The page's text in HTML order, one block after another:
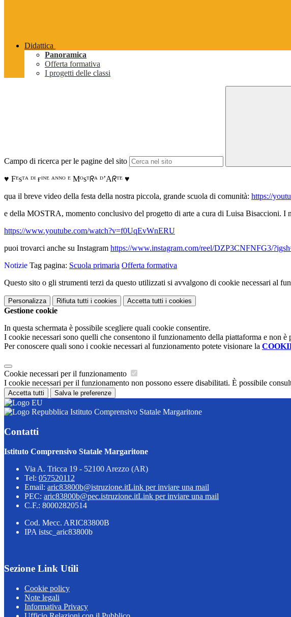
Didattica
Panoramica
Offerta formativa
I progetti delle classi
Campo di ricerca per le pagine del sito
♥️ Fᴱsᵀᴬ ᴰᴵ ғᴵᴺᴱ ᴬᴺᴺᴼ ᴱ Mᴼsᵀᖇᴬ ᴰ’Aᖇᵀᴱ ♥️
qua il breve video della festa della nostra piccola, grande scuola di comunità: https://
e della MOSTRA, momento conclusivo del progetto di arte a cura di Luisa Bisaccioni. I
https://www.youtube.com/watch?v=f0UqEvWnERU
puoi trovarci anche su Instagram https://www.instagram.com/reel/DZP3CNFNFG3/
Notizie Tag pagina: Scuola primaria Offerta formativa
Questo sito o gli strumenti terzi da questo utilizzati si avvalgono di cookie necessari al
Personalizza Rifiuta tutti i cookies Accetta tutti i cookies
Gestione cookie
In questa schermata è possibile scegliere quali cookie consentire.
I cookie necessari sono quelli che consentono il funzionamento della piattaforma e non è
Per conoscere quali sono i cookie necessari al funzionamento potete visionare la
Cookie necessari per il funzionamento
I cookie necessari per il funzionamento non possono essere disabilitati. È possibile
Accetta tutti Salva le preferenze
Istituto Comprensivo Statale Margaritone
Contatti
Istituto Comprensivo Statale Margaritone
Via A. Tricca 19 - 52100 Arezzo (AR)
Tel: 057520112
Email: aric83800b@istruzione.itLink per inviare una mail
PEC: aric83800b@pec.istruzione.itLink per inviare una mail
C.F.: 80002820514
Cod. Mecc. ARIC83800B
IPA istsc_aric83800b
Sezione Link Utili
Cookie policy
Note legali
Informativa Privacy